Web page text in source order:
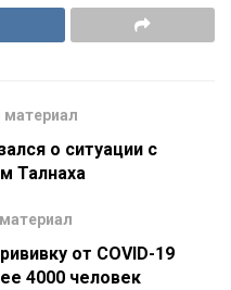
о ситуации с
Талнаха
от COVID-19
4000 человек